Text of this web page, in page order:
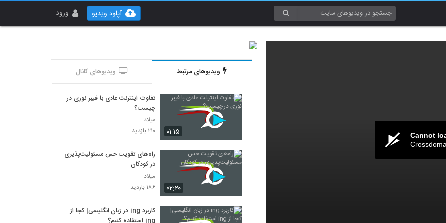
ورود آپلود ویدیو
Cannot
ویدیوهای مرتبط ویدیوهای کانال
۰۱:۱۵
تفاوت اینترنت عادی با فیبر نوری در
چیست؟
میلاد
۲۱۰ بازدید
۰۲:۲۰
راه‌های تقویت حس مسئولیت‌پذیری
در کودکان
میلاد
۱۸۶ بازدید
کاربرد ing در زبان انگلیسی| کجا از
ing استفاده کنیم؟